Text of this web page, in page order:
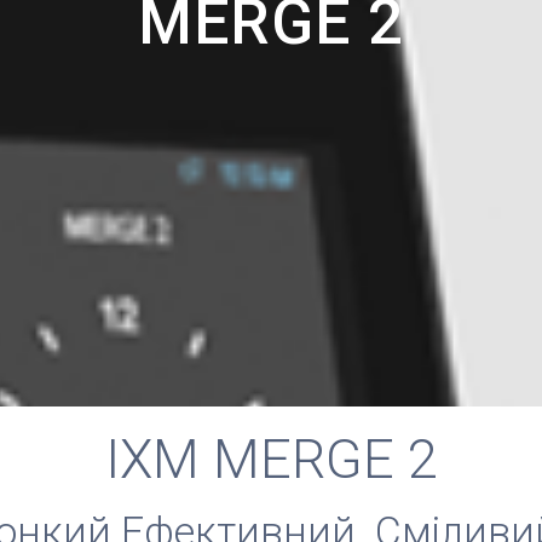
MERGE 2
IXM MERGE 2
Ефективний.